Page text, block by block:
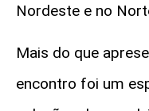
Nordeste e no
Mais do que
encontro foi um